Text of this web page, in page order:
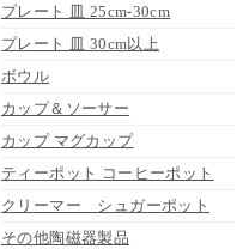
プレート 皿 25cm-30cm
プレート 皿 30cm以上
ボウル
カップ＆ソーサー
カップ マグカップ
ティーポット コーヒーポット
クリーマー シュガーポット
その他陶磁器製品